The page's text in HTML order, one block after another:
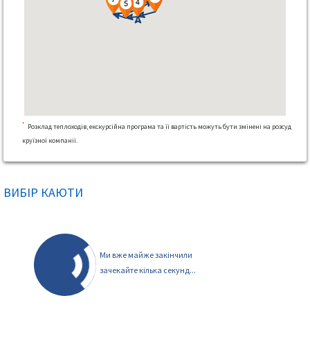
*
Розклад теплоходів, екскурсійна програма та її вартість можуть бути змінені на розсуд
круїзної компанії.
ВИБІР КАЮТИ
Ми вже майже закінчили
зачекайте кілька секунд...